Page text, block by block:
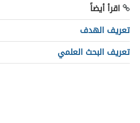
اقرأ أيضاً
تعريف الهدف
تعريف البحث العلمي